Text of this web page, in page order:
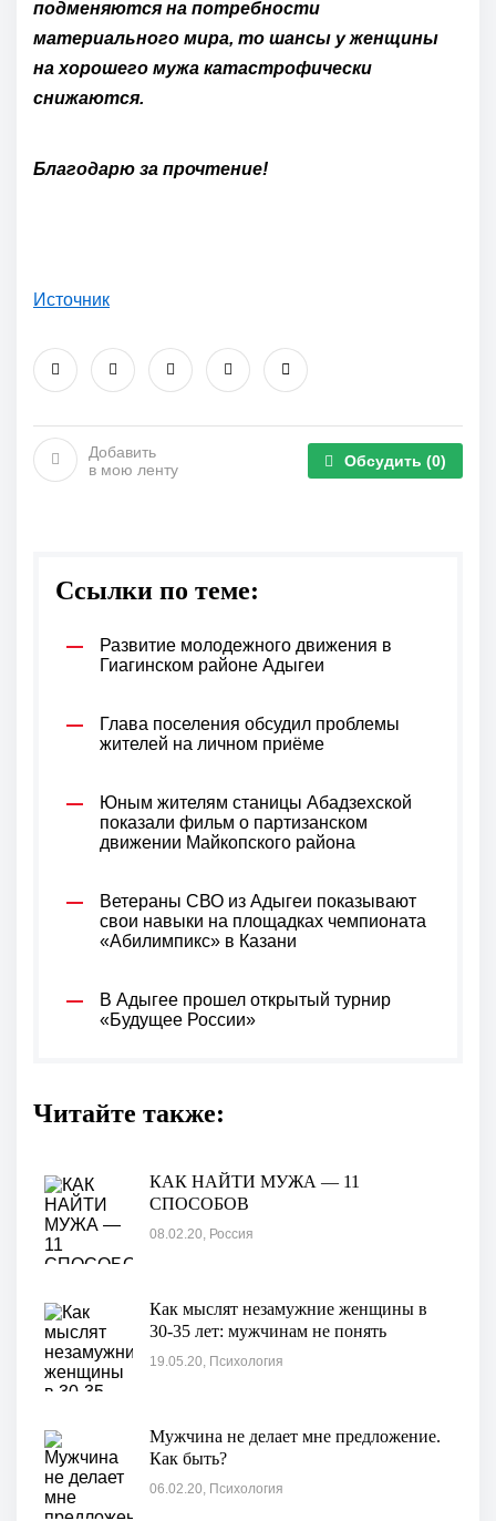
подменяются на потребности
материального мира, то шансы у женщины
на хорошего мужа катастрофически
снижаются.
Благодарю за прочтение!
Источник
Добавить
в мою ленту
Обсудить (0)
Ссылки по теме:
Развитие молодежного движения в
Гиагинском районе Адыгеи
Глава поселения обсудил проблемы
жителей на личном приёме
Юным жителям станицы Абадзехской
показали фильм о партизанском
движении Майкопского района
Ветераны СВО из Адыгеи показывают
свои навыки на площадках чемпионата
«Абилимпикс» в Казани
В Адыгее прошел открытый турнир
«Будущее России»
Читайте также:
КАК НАЙТИ МУЖА — 11
СПОСОБОВ
08.02.20, Россия
Как мыслят незамужние женщины в
30-35 лет: мужчинам не понять
19.05.20, Психология
Мужчина не делает мне предложение.
Как быть?
06.02.20, Психология